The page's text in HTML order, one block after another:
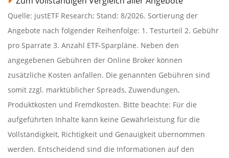
Quelle: justETF Research; Stand: 8/2026. Sortierung der
Angebote nach folgender Reihenfolge: 1. Testurteil 2. Gebühr
pro Sparrate 3. Anzahl ETF-Sparpläne. Neben den
angegebenen Gebühren der Online Broker können
zusätzliche Kosten anfallen. Die genannten Gebühren sind
somit zzgl. marktüblicher Spreads, Zuwendungen,
Produktkosten und Fremdkosten. Bitte beachte: Für die
aufgeführten Inhalte kann keine Gewährleistung für die
Vollständigkeit, Richtigkeit und Genauigkeit übernommen
werden. Entscheidend sind die Informationen auf den